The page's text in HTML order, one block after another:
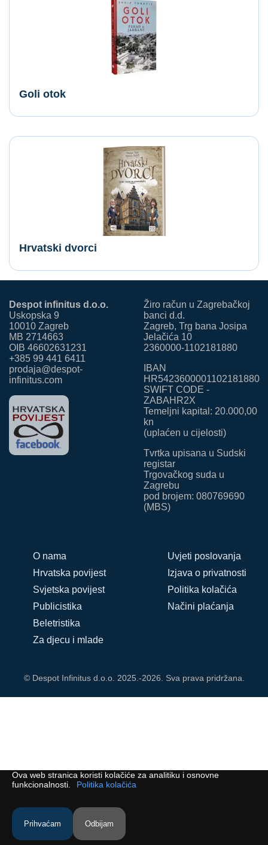
Goli otok
Hrvatski dvorci
Despot infinitus d.o.o.
Uskopska 9
10010 Zagreb
MB 2714663
OIB 46602631231
+385 99 441 6411
prodaja@despot-
infinitus.com
Žiro račun u Zagrebačkoj
banci d.d.
Zagreb, Trg bana Josipa
Jelačića 10
2360000-1102181880
IBAN
HR5423600001102181880
SWIFT CODE -
ZABAHR2X
Temeljni kapital: 20.000,00
kn
(uplaćen u cijelosti)
Tvrtka upisana u Sudski
registar
Trgovačkog suda u
Zagrebu
pod brojem: 080769690
(MBS)
O nama
Hrvatska povijest
Svjetska povijest
Publicistika
Beletristika
Za djecu i mlade
Uvjeti poslovanja
Izjava o privatnosti
Politika kolačića
Načini plaćanja
© Despot Infinitus d.o.o. 2025.-2026. Sva prava pridržana.
Ova web stranica koristi kolačiće za analitiku i osnovne
funkcionalnosti.
Politika kolačića
Prihvaćam Odbijam